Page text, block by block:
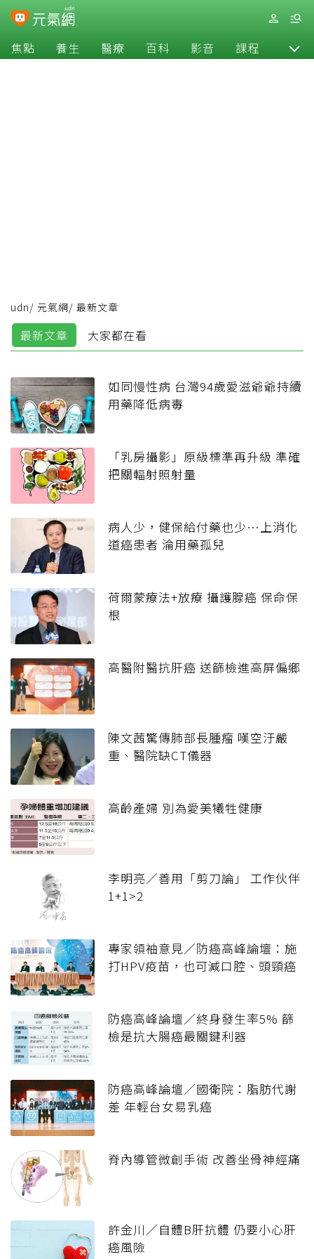
焦點 養生 醫療 百科 影音 課程 退休
udn/ 元氣網/ 最新文章
最新文章 大家都在看
如同慢性病 台灣94歲愛滋爺爺持續
用藥降低病毒
「乳房攝影」原級標準再升級 準確
把關輻射照射量
病人少，健保給付藥也少…上消化
道癌患者 淪用藥孤兒
荷爾蒙療法+放療 攝護腺癌 保命保
根
高醫附醫抗肝癌 送篩檢進高屏偏鄉
陳文茜驚傳肺部長腫瘤 嘆空汙嚴
重、醫院缺CT儀器
高齡產婦 別為愛美犧牲健康
李明亮／善用「剪刀論」 工作伙伴
1+1>2
專家領袖意見／防癌高峰論壇：施
打HPV疫苗，也可減口腔、頭頸癌
防癌高峰論壇／終身發生率5% 篩
檢是抗大腸癌最關鍵利器
防癌高峰論壇／國衛院：脂肪代謝
差 年輕台女易乳癌
脊內導管微創手術 改善坐骨神經痛
許金川／自體B肝抗體 仍要小心肝
癌風險